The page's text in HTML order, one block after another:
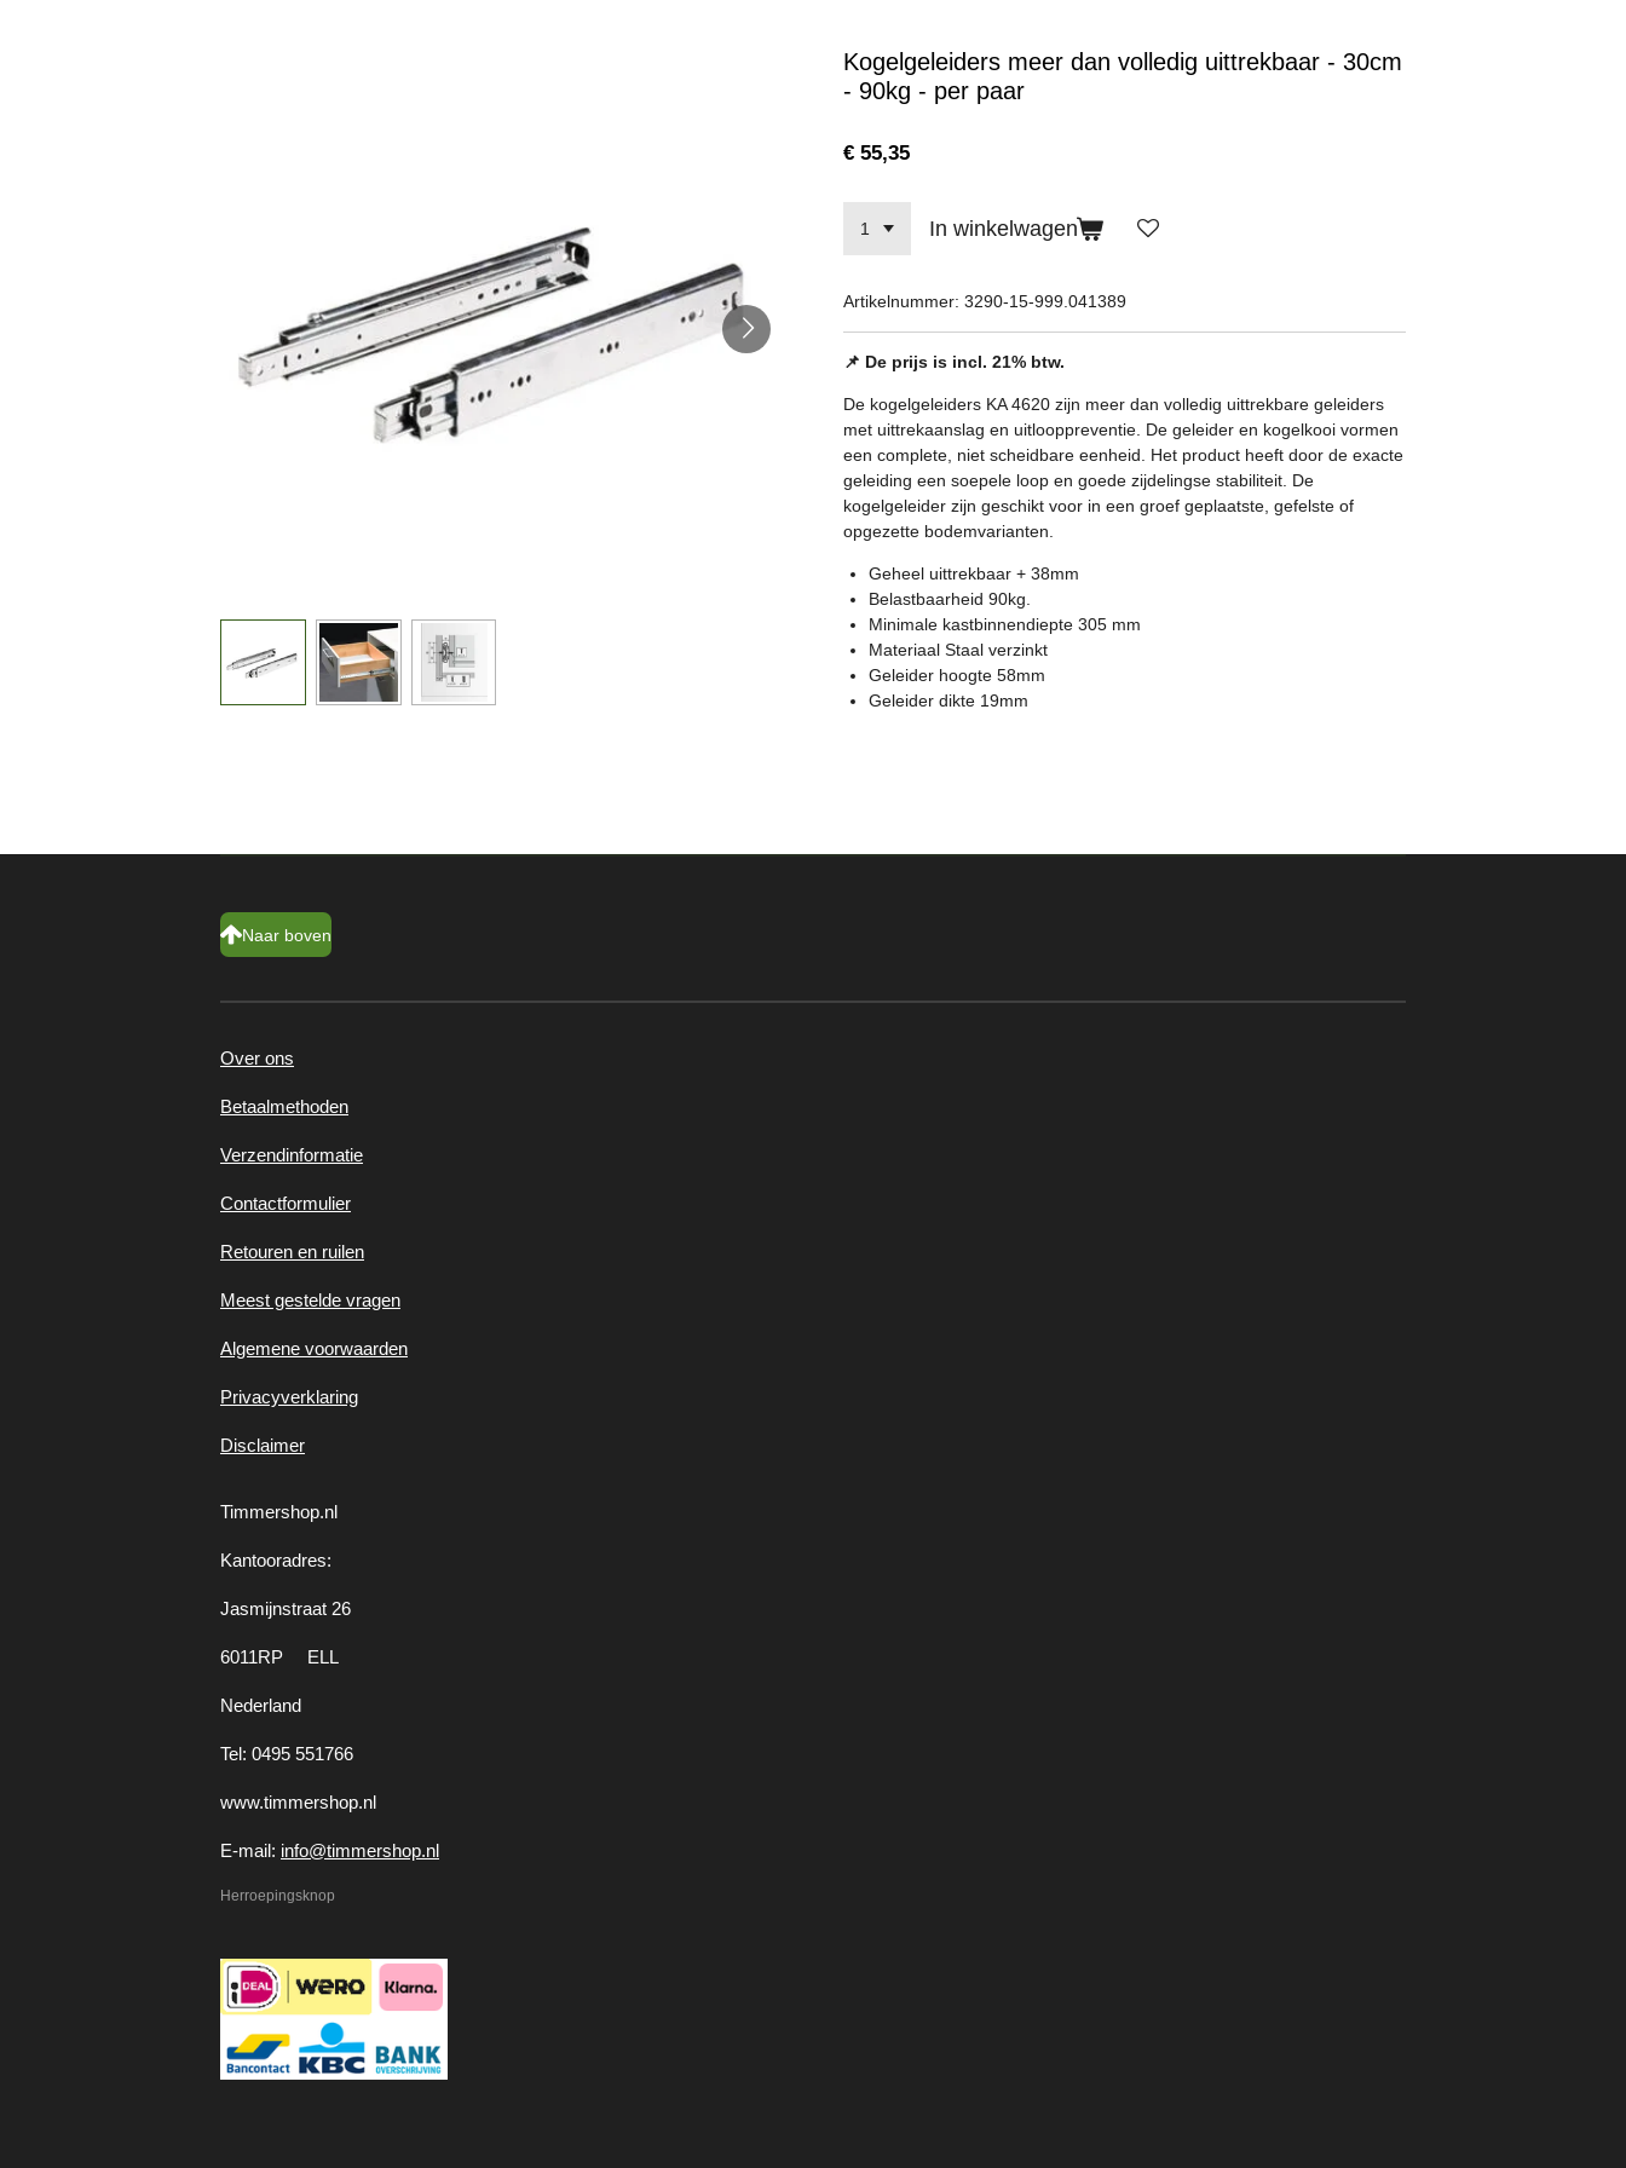
Kogelgeleiders meer dan volledig uittrekbaar - 30cm
- 90kg - per paar
€ 55,35
In winkelwagen
Artikelnummer: 3290-15-999.041389
📌 De prijs is incl. 21% btw.
De kogelgeleiders KA 4620 zijn meer dan volledig uittrekbare geleiders
met uittrekaanslag en uitlooppreventie. De geleider en kogelkooi vormen
een complete, niet scheidbare eenheid. Het product heeft door de exacte
geleiding een soepele loop en goede zijdelingse stabiliteit. De
kogelgeleider zijn geschikt voor in een groef geplaatste, gefelste of
opgezette bodemvarianten.
Geheel uittrekbaar + 38mm
Belastbaarheid 90kg.
Minimale kastbinnendiepte 305 mm
Materiaal Staal verzinkt
Geleider hoogte 58mm
Geleider dikte 19mm
Naar boven
Over ons
Betaalmethoden
Verzendinformatie
Contactformulier
Retouren en ruilen
Meest gestelde vragen
Algemene voorwaarden
Privacyverklaring
Disclaimer
Timmershop.nl
Kantooradres:
Jasmijnstraat 26
6011RP ELL
Nederland
Tel: 0495 551766
www.timmershop.nl
E-mail: info@timmershop.nl
Herroepingsknop